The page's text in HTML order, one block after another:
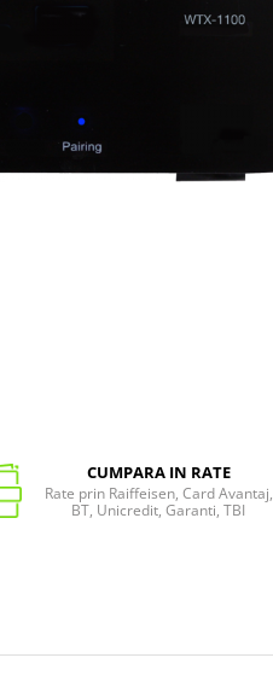
CUMPARA IN RATE
Rate prin Raiffeisen, Card Avantaj,
BT, Unicredit, Garanti, TBI